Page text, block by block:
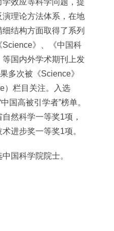
理论方法体系，在地
结构方面取得了系列
Science》、《中国科
国内外学术期刊上发
多次被《Science》
）栏目关注。入选
国高被引学者”榜单。
然科学一等奖1项，
进步奖一等奖1项。
国科学院院士。